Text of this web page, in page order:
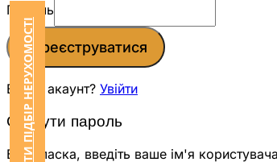
ЗАМОВИТИ ПІДБІР НЕРУХОМОСТІ
Пароль
Зареєструватися
Вже є акаунт? Увійти
Скинути пароль
Будь ласка, введіть ваше ім'я